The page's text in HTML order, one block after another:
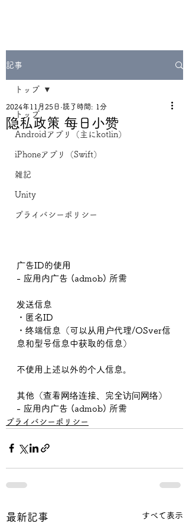
記事
トップ
Androidアプリ（主にkotlin）
iPhoneアプリ（Swift）
雑記
Unity
プライバシーポリシー
トップ
隐私政策 每日小赞
2024年11月25日 読了時間: 1分
广告ID的使用
- 应用内广告 (admob) 所需
发送信息
・匿名ID
・终端信息（可以从用户代理/OSver信
息和型号信息中获取的信息）
不使用上述以外的个人信息。
其他（查看网络连接、完全访问网络）
- 应用内广告 (admob) 所需
プライバシーポリシー
最新記事 すべて表示